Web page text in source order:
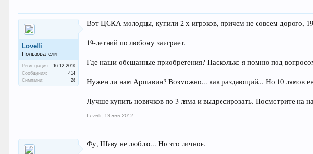
Lovelli
Пользователи
Регистрация:
16.12.2010
Сообщения:
414
Симпатии:
28
Вот ЦСКА молодцы, купили 2-х игроков, причем не совсем дорого, 19
19-летний по любому заиграет.
Где наши обещанные приобретения? Насколько я помню под
Нужен ли нам Аршавин? Возможно... как раздающий... Но 10 лямов
Лучше купить новичков по 3 ляма и выдресировать. Посмотрите на
Lovelli 19 янв 2012
Фу, Шаву не люблю... Но это личное.